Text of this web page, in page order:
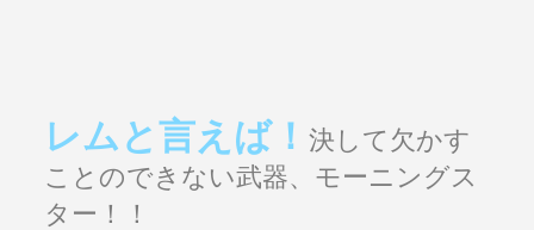
レムと言えば！決して欠かす
ことのできない武器、モーニングス
ター！！